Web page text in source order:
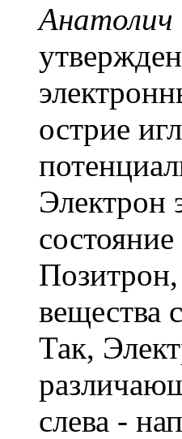
Анатолич
острие
Электрон
вещества
Так,
слева -